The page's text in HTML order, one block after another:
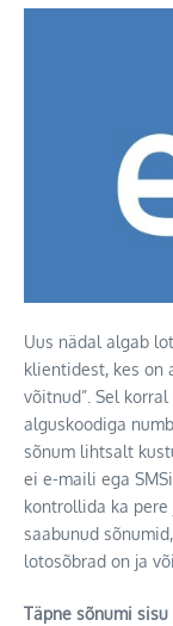
Uus nädal algab
klientidest, kes on
võitnud”. Sel
alguskoodiga
sõnum lihtsalt
ei e-maili ega
kontrollida ka
saabunud
lotosõbrad on ja
Täpne sõnumi